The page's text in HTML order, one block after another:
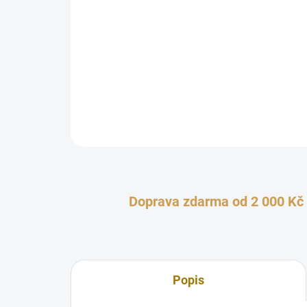
Doprava zdarma od 2 000 Kč
Popis